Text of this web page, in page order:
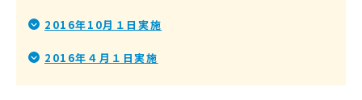
2016年10月１日実施
2016年４月１日実施